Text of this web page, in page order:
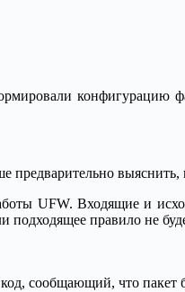
UFW. Входящие и
подходящее правило не
сообщающий, что пакет